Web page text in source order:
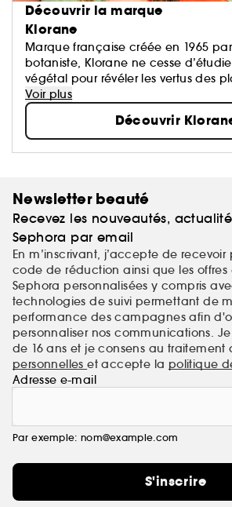
Découvrir la marque
Klorane
Marque française créée en 1965
botaniste, Klorane ne cesse
végétal pour révéler les vertus des
propose des formules haute
écoresponsables et conçues à partir
d’origine naturelle.
Des soins sûrs, écologiques et
Voir plus
Découvrir
Newsletter beauté
Recevez les nouveautés,
Sephora par email
En m’inscrivant, j’accepte de
code de réduction ainsi que les
Sephora personnalisées y compris
technologies de suivi permettant de
performance des campagnes afin
personnaliser nos communications.
de 16 ans et je consens au traitement
personnelleset accepte la politique
Adresse e-mail
Par exemple: nom@example.com
S'inscrire